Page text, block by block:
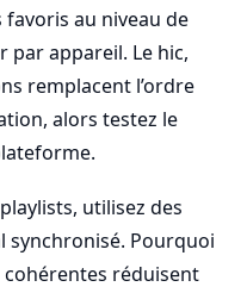
favoris au niveau de
par appareil. Le hic,
remplacent l’ordre
alors testez le
utilisez des
synchronisé. Pourquoi
cohérentes réduisent